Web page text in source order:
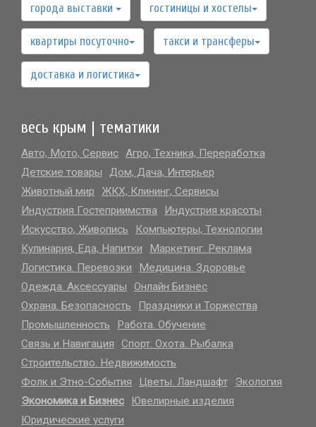
больше выбор на САЙТЕ..
города выставки гостиницы и хостелы
квартиры посуточно такси и трансферы
доставка и логистика
весь крым | тематики
Авто, Мото, Сервис Агро, Техника, Переработка
Детские товары
Дом, Дача, Интерьер
Животный мир
ЖКХ, Клининг, Сервисы
Индустрия Гостеприимства
Индустрия красоты
Искусство, Живопись
Компьютеры, Технологии
Кулинария, Еда, Напитки
Маркетинг. Реклама
Логистика. Перевозки
Медицина. Здоровье
Одежда. Аксессуары
Онлайн Бизнес
Охрана. Безопасность
Праздники и Торжества
Промышленность
Работа. Обучение
Связь и Навигация
Спорт. Охота. Рыбалка
Строительство. Недвижимость
Фолк и Этно-События
Цветы. Ландшафт
Экология
Экономика и Бизнес
Ювелирные изделия
Юридические услуги